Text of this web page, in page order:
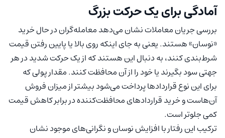
آمادگی برای یک حرکت بزرگ
بررسی جریان معاملات نشان می‌دهد معامله‌گران در حال خرید
«نوسان» هستند. یعنی به جای اینکه روی بالا یا پایین رفتن قیمت
شرط‌بندی کنند، به دنبال این هستند که از یک حرکت شدید در هر
جهتی سود بگیرند یا خود را از آن محافظت کنند. مقدار پولی که
برای این نوع قراردادها پرداخت می‌شود بیشتر از میزان فروش
آن‌هاست و خرید قراردادهای محافظت‌کننده در برابر کاهش قیمت
کمی جلوتر است.
ترکیب این رفتار با افزایش نوسان و نگرانی‌های موجود نشان